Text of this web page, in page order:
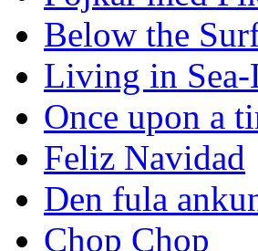
Below the
Living in
Once upon a
Feliz Navidad
Den fula
Chop Chop